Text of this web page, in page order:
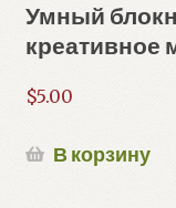
Умный
$5.00
В корзину